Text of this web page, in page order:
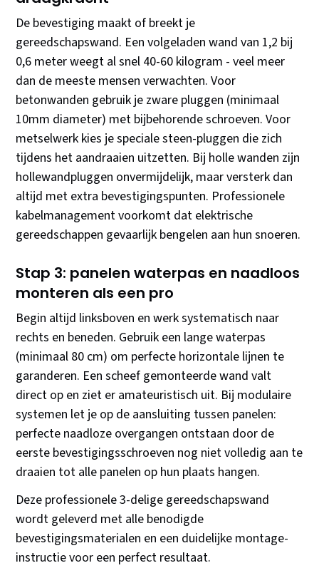
De bevestiging maakt of breekt je
gereedschapswand. Een volgeladen wand van 1,2 bij
0,6 meter weegt al snel 40-60 kilogram - veel meer
dan de meeste mensen verwachten. Voor
betonwanden gebruik je zware pluggen (minimaal
10mm diameter) met bijbehorende schroeven. Voor
metselwerk kies je speciale steen-pluggen die zich
tijdens het aandraaien uitzetten. Bij holle wanden zijn
hollewandpluggen onvermijdelijk, maar versterk dan
altijd met extra bevestigingspunten. Professionele
kabelmanagement voorkomt dat elektrische
gereedschappen gevaarlijk bengelen aan hun snoeren.
Stap 3: panelen waterpas en naadloos
monteren als een pro
Begin altijd linksboven en werk systematisch naar
rechts en beneden. Gebruik een lange waterpas
(minimaal 80 cm) om perfecte horizontale lijnen te
garanderen. Een scheef gemonteerde wand valt
direct op en ziet er amateuristisch uit. Bij modulaire
systemen let je op de aansluiting tussen panelen:
perfecte naadloze overgangen ontstaan door de
eerste bevestigingsschroeven nog niet volledig aan te
draaien tot alle panelen op hun plaats hangen.
Deze professionele 3-delige gereedschapswand
wordt geleverd met alle benodigde
bevestigingsmaterialen en een duidelijke montage-
instructie voor een perfect resultaat.